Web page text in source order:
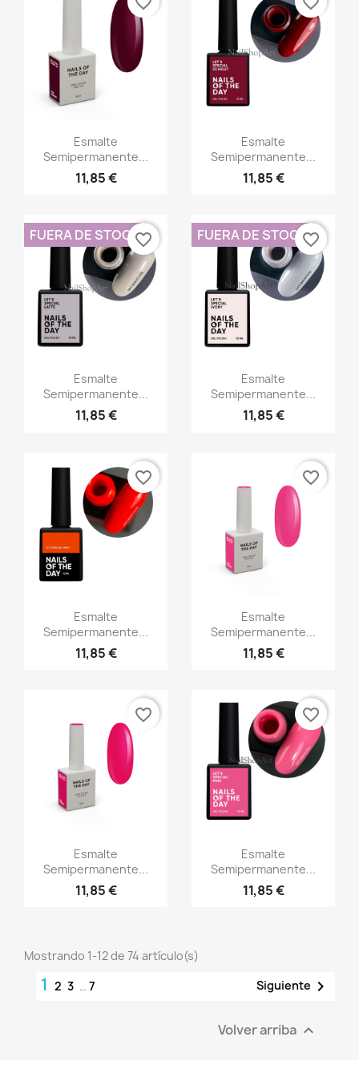
Vista rápida
Esmalte
Semipermanente...
11,85 €
Vista rápida
Esmalte
Semipermanente...
11,85 €
Vista rápida
Esmalte
Semipermanente...
11,85 €
FUERA DE STOCKfavorite_border
Vista rápida
Esmalte
Semipermanente...
11,85 €
FUERA DE STOCKfavorite_border
Vista rápida
Esmalte
Semipermanente...
11,85 €
favorite_border
Vista rápida
Esmalte
Semipermanente...
11,85 €
favorite_border
Vista rápida
Esmalte
Semipermanente...
11,85 €
favorite_border
Vista rápida
Esmalte
Semipermanente...
11,85 €
favorite_border
Mostrando 1-12 de 74 artículo(s)
1 2 3 … 7 Siguiente 
Volver arriba 